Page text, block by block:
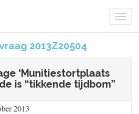
2013Z20504
‘Munitiestortplaats
is “tikkende tijdbom”
2013